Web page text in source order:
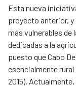
Esta nueva
proyecto anterior, y
más vulnerables
dedicadas a la
puesto que Cabo
esencialmente rural
2015).